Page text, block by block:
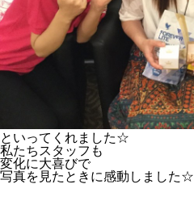
といってくれました☆
私たちスタッフも
変化に大喜びで
写真を見たときに感動しました☆